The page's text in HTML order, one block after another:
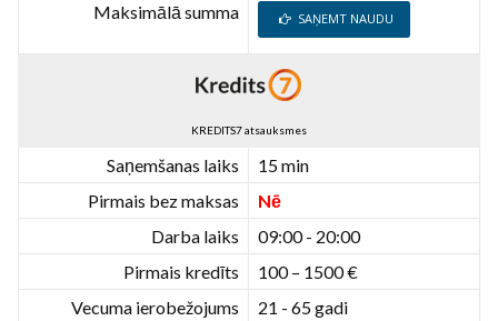
Maksimālā summa SAŅEMT NAUDU
KREDITS7 atsauksmes
Saņemšanas laiks
15 min
Pirmais bez maksas
Nē
Darba laiks
09:00 - 20:00
Pirmais kredīts
100 – 1500 €
Vecuma ierobežojums
21 - 65 gadi